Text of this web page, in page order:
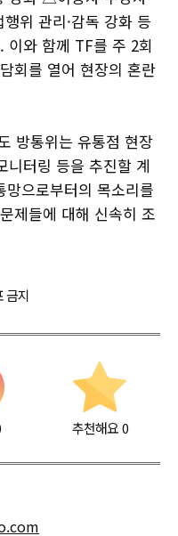
위 관리·감독 강화 등
이와 함께 TF를 주 2회
회를 열어 현장의 혼란
방통위는 유통점 현장
니터링 등을 추진할 계
으로부터의 목소리를
제들에 대해 신속히 조
금지
추천해요 0